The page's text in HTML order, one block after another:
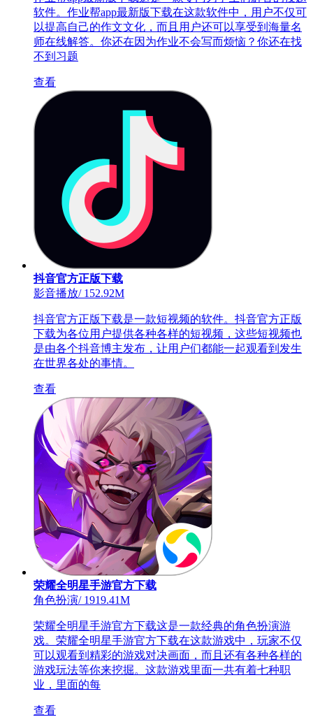
软件。作业帮app最新版下载在这款软件中，用户不仅可
以提高自己的作文文化，而且用户还可以享受到海量名
师在线解答。你还在因为作业不会写而烦恼？你还在找
不到习题
查看
抖音官方正版下载
影音播放/152.92M
抖音官方正版下载是一款短视频的软件。抖音官方正版
下载为各位用户提供各种各样的短视频，这些短视频也
是由各个抖音博主发布，让用户们都能一起观看到发生
在世界各处的事情。
查看
荣耀全明星手游官方下载
角色扮演/1919.41M
荣耀全明星手游官方下载这是一款经典的角色扮演游
戏。荣耀全明星手游官方下载在这款游戏中，玩家不仅
可以观看到精彩的游戏对决画面，而且还有各种各样的
游戏玩法等你来挖掘。这款游戏里面一共有着七种职
业，里面的每
查看